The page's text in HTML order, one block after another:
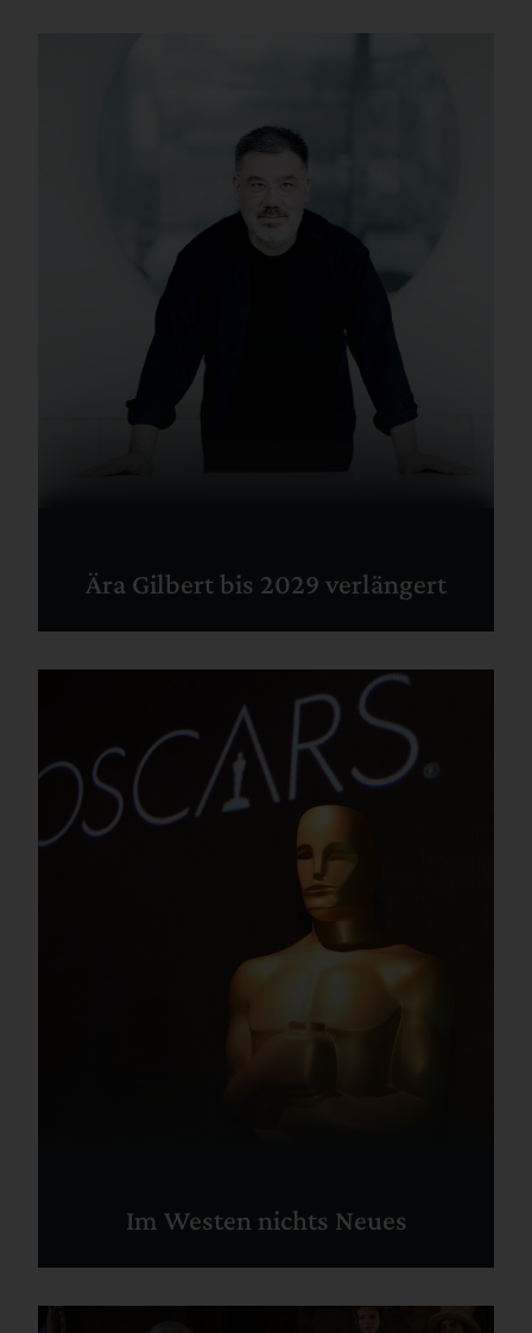
Ära Gilbert bis 2029 verlängert
Im Westen nichts Neues